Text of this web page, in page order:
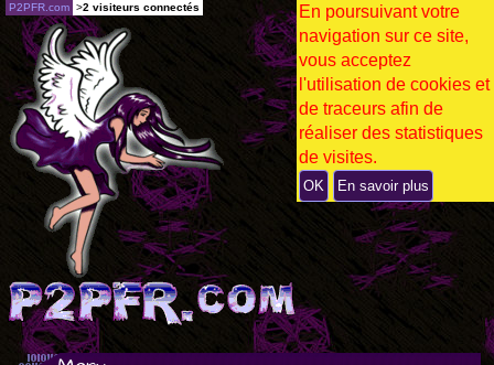
P2PFR.com >2 visiteurs connectés
En poursuivant votre
navigation sur ce site,
vous acceptez
l'utilisation de cookies et
de traceurs afin de
réaliser des statistiques
de visites.
OK En savoir plus